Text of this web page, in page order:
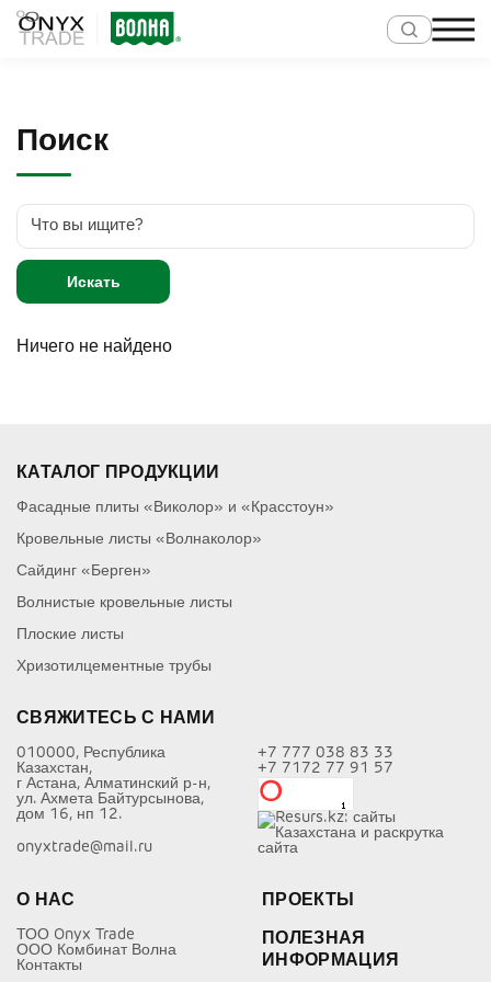
Поиск
Искать
Ничего не найдено
О НАС
ТОО Onyx Trade
ООО Комбинат Волна
Контакты
КАТАЛОГ ПРОДУКЦИИ
Фасадные плиты «Виколор» и «Красстоун»
Кровельные листы «Волнаколор»
Сайдинг «Берген»
Волнистые кровельные листы
Плоские листы
Хризотилцементные трубы
ПРОЕКТЫ
ПОЛЕЗНАЯ
ИНФОРМАЦИЯ
СВЯЖИТЕСЬ С НАМИ
010000, Республика
Казахстан,
г Астана, Алматинский р-н,
ул. Ахмета Байтурсынова,
дом 16, нп 12.
onyxtrade@mail.ru
+7 777 038 83 33
+7 7172 77 91 57